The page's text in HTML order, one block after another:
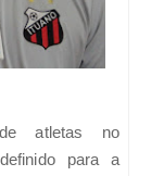
atletas no
para a